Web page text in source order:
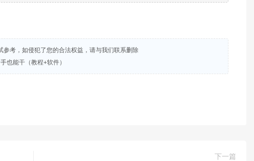
考，如侵犯了您的合法权益，请与我们联系删除
也能干（教程+软件）
下一篇